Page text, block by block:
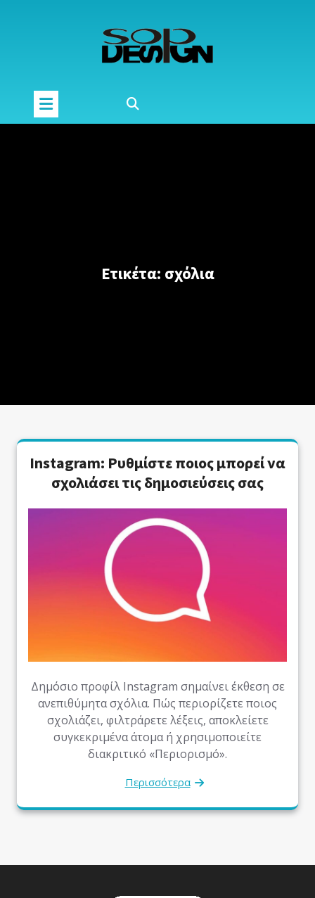
Ετικέτα: σχόλια
Instagram: Ρυθμίστε ποιος μπορεί να
σχολιάσει τις δημοσιεύσεις σας
Δημόσιο προφίλ Instagram σημαίνει έκθεση σε
ανεπιθύμητα σχόλια. Πώς περιορίζετε ποιος
σχολιάζει, φιλτράρετε λέξεις, αποκλείετε
συγκεκριμένα άτομα ή χρησιμοποιείτε
διακριτικό «Περιορισμό».
Περισσότερα